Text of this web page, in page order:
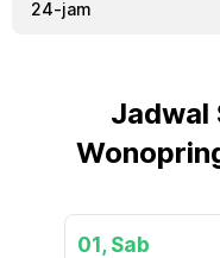
Jadwal
01, Sab